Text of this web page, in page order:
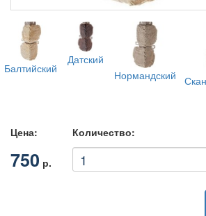
Балтийский
Датский
Нормандский
Цена:
750 р.
Количество: